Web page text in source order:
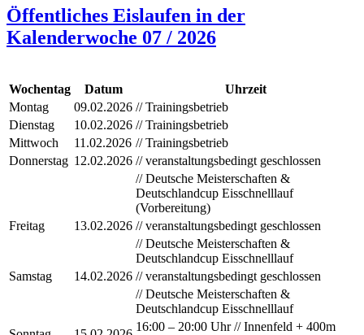
Öffentliches Eislaufen in der
Kalenderwoche 07 / 2026
Wochentag Datum
Uhrzeit
Montag
09.02.2026 // Trainingsbetrieb
Dienstag
10.02.2026 // Trainingsbetrieb
Mittwoch
11.02.2026 // Trainingsbetrieb
Donnerstag 12.02.2026 // veranstaltungsbedingt geschlossen
// Deutsche Meisterschaften &
Deutschlandcup Eisschnelllauf
(Vorbereitung)
Freitag
13.02.2026 // veranstaltungsbedingt geschlossen
// Deutsche Meisterschaften &
Deutschlandcup Eisschnelllauf
Samstag
14.02.2026 // veranstaltungsbedingt geschlossen
// Deutsche Meisterschaften &
Deutschlandcup Eisschnelllauf
16:00 – 20:00 Uhr // Innenfeld + 400m